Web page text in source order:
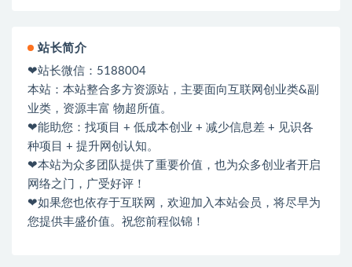
站长简介
❤站长微信：5188004
本站：本站整合多方资源站，主要面向互联网创业类&副
业类，资源丰富 物超所值。
❤能助您：找项目 + 低成本创业 + 减少信息差 + 见识各
种项目 + 提升网创认知。
❤本站为众多团队提供了重要价值，也为众多创业者开启
网络之门，广受好评！
❤如果您也依存于互联网，欢迎加入本站会员，将尽早为
您提供丰盛价值。祝您前程似锦！